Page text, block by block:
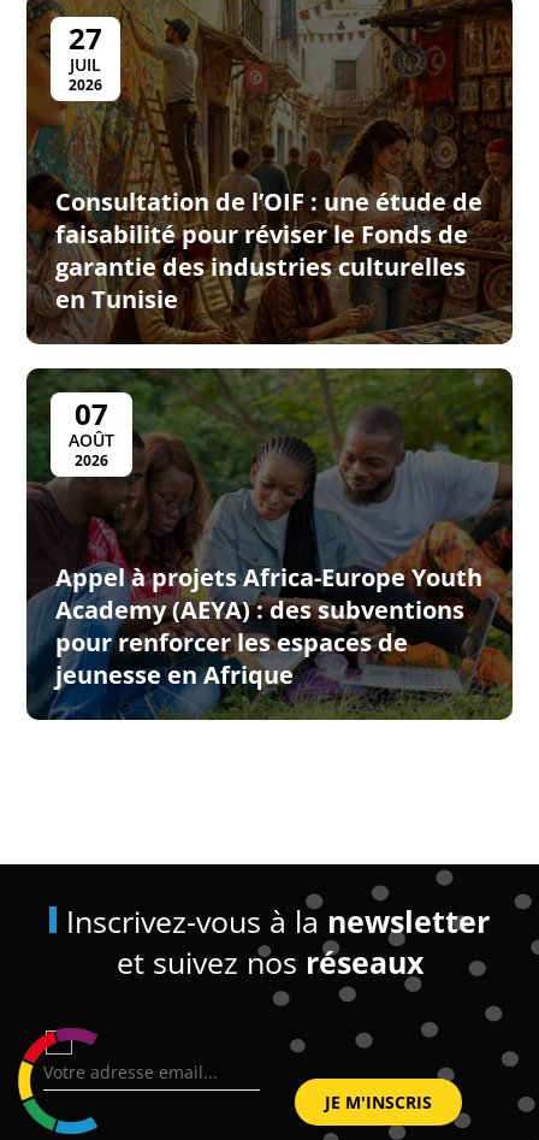
27
JUIL
2026
Consultation de l’OIF : une étude de
faisabilité pour réviser le Fonds de
garantie des industries culturelles
en Tunisie
07
AOÛT
2026
Appel à projets Africa-Europe Youth
Academy (AEYA) : des subventions
pour renforcer les espaces de
jeunesse en Afrique
Inscrivez-vous à la newsletter
et suivez nos réseaux